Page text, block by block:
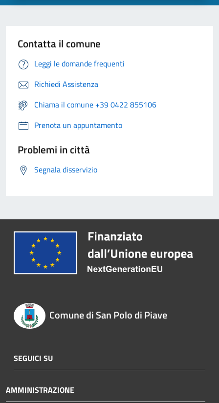
Contatta il comune
Leggi le domande frequenti
Richiedi Assistenza
Chiama il comune +39 0422 855106
Prenota un appuntamento
Problemi in città
Segnala disservizio
Comune di San Polo di Piave
SEGUICI SU
AMMINISTRAZIONE